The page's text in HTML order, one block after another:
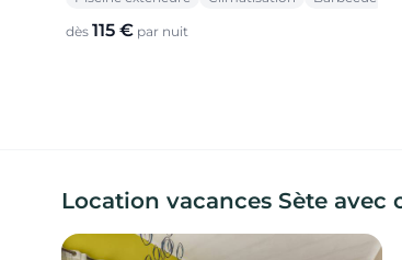
dès 115 € par nuit
Location vacances Sète